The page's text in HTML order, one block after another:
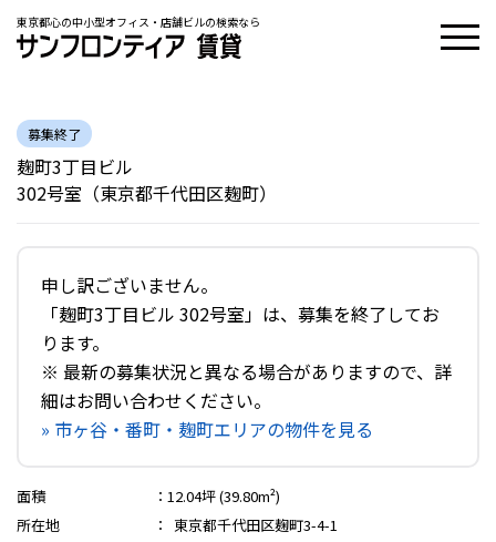
東京都心の中小型オフィス・店舗ビルの検索なら
募集終了
麹町3丁目ビル
302号室（東京都千代田区麹町）
申し訳ございません。
「麹町3丁目ビル 302号室」は、募集を終了してお
ります。
※ 最新の募集状況と異なる場合がありますので、詳
細はお問い合わせください。
» 市ヶ谷・番町・麹町エリアの物件を見る
面積 ： 12.04坪 (39.80m²)
所在地
：
東京都千代田区麹町3-4-1